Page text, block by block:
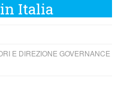
Italia
E DIREZIONE GOVERNANCE